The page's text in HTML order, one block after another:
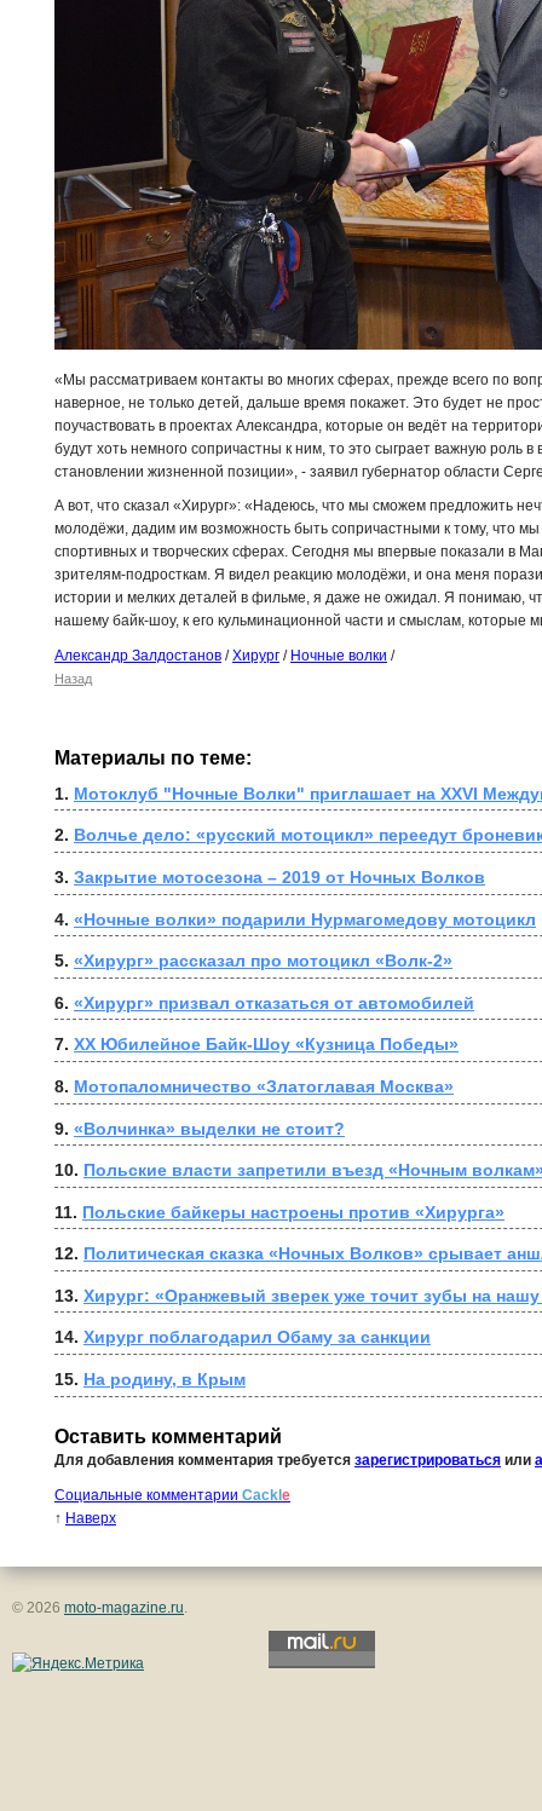
«Мы рассматриваем контакты во многих сферах, прежде всего по
наверное, не только детей, дальше время покажет. Это будет не
поучаствовать в проектах Александра, которые он ведёт на
будут хоть немного сопричастны к ним, то это сыграет важную роль
становлении жизненной позиции», - заявил губернатор области
А вот, что сказал «Хирург»: «Надеюсь, что мы сможем предложить
молодёжи, дадим им возможность быть сопричастными к тому, что мы
спортивных и творческих сферах. Сегодня мы впервые показали в
зрителям-подросткам. Я видел реакцию молодёжи, и она меня
истории и мелких деталей в фильме, я даже не ожидал. Я понимаю,
нашему байк-шоу, к его кульминационной части и смыслам, которые
Александр Залдостанов /Хирург / Ночные волки /
Назад
Материалы по теме:
1. Мотоклуб "Ночные Волки" приглашает на XXVI
2. Волчье дело: «русский мотоцикл» переедут
3. Закрытие мотосезона – 2019 от Ночных Волков
4. «Ночные волки» подарили Нурмагомедову мотоцикл
5. «Хирург» рассказал про мотоцикл «Волк-2»
6. «Хирург» призвал отказаться от автомобилей
7. ХХ Юбилейное Байк-Шоу «Кузница Победы»
8. Мотопаломничество «Златоглавая Москва»
9. «Волчинка» выделки не стоит?
10. Польские власти запретили въезд «Ночным
11. Польские байкеры настроены против «Хирурга»
12. Политическая сказка «Ночных Волков» срывает
13. Хирург: «Оранжевый зверек уже точит зубы на нашу
14. Хирург поблагодарил Обаму за санкции
15. На родину, в Крым
Оставить комментарий
Для добавления комментария требуется зарегистрироваться или
Социальные комментарии Cackle
↑ Наверх
© 2026 moto-magazine.ru.